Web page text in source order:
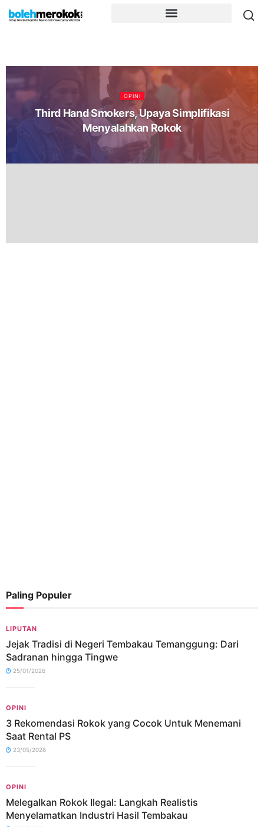
OPINI
Third Hand Smokers, Upaya Simplifikasi
Menyalahkan Rokok
Paling Populer
LIPUTAN
Jejak Tradisi di Negeri Tembakau Temanggung: Dari
Sadranan hingga Tingwe
25/01/2026
OPINI
3 Rekomendasi Rokok yang Cocok Untuk Menemani
Saat Rental PS
23/05/2026
OPINI
Melegalkan Rokok Ilegal: Langkah Realistis
Menyelamatkan Industri Hasil Tembakau